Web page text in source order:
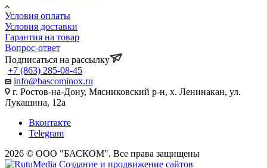
Условия оплаты
Условия доставки
Гарантия на товар
Вопрос-ответ
Подписаться на рассылку
+7 (863) 285-08-45
info@bascominox.ru
г. Ростов-на-Дону, Мясниковский р-н, х. Ленинакан, ул.
Лукашина, 12а
Вконтакте
Telegram
2026 © ООО "БАСКОМ". Все права защищены